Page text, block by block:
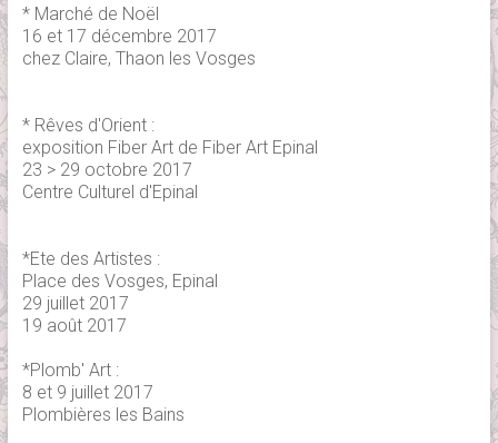
* Marché de Noël
16 et 17 décembre 2017
chez Claire, Thaon les Vosges
* Rêves d'Orient :
exposition Fiber Art de Fiber Art Epinal
23 > 29 octobre 2017
Centre Culturel d'Epinal
*Ete des Artistes :
Place des Vosges, Epinal
29 juillet 2017
19 août 2017
*Plomb' Art :
8 et 9 juillet 2017
Plombières les Bains